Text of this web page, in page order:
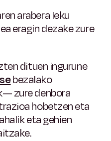
arabera leku
eragin dezake zure
dituen ingurune
bezalako
zure denbora
hobetzen eta
eta gehien